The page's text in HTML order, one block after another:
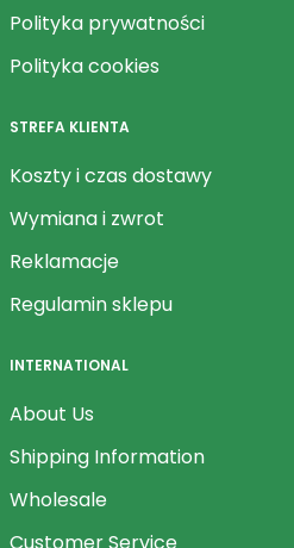
Polityka prywatności
Polityka cookies
STREFA KLIENTA
Koszty i czas dostawy
Wymiana i zwrot
Reklamacje
Regulamin sklepu
INTERNATIONAL
About Us
Shipping Information
Wholesale